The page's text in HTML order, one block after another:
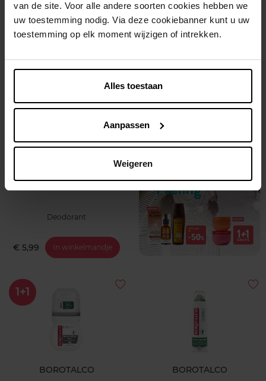
van de site. Voor alle andere soorten cookies hebben we
uw toestemming nodig. Via deze cookiebanner kunt u uw
toestemming op elk moment wijzigen of intrekken.
Alles toestaan
Aanpassen
Weigeren
Deodorant
€ 5,99 In winkelmandje
Deodorant
€ 5,79 In winkelmandje
Deodorant
€ 5,99 In winkelmandje
1+1
BOROTALCO BOROTALCO